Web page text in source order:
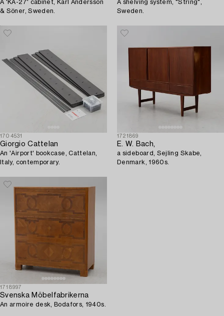
A 'KA-27' cabinet, Karl Andersson
& Söner, Sweden.
A shelving system, "String",
Sweden.
1704531
Giorgio Cattelan
An 'Airport' bookcase, Cattelan,
Italy, contemporary.
1721869
E. W. Bach,
a sideboard, Sejling Skabe,
Denmark, 1960s.
1718997
Svenska Möbelfabrikerna
An armoire desk, Bodafors, 1940s.